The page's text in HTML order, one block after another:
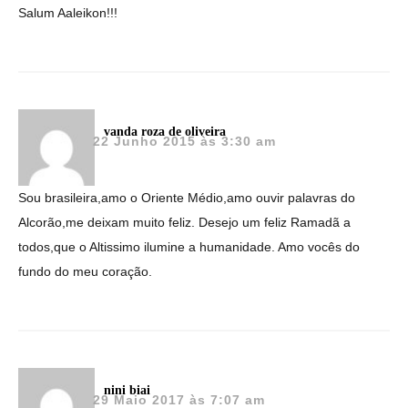
Salum Aaleikon!!!
vanda roza de oliveira
22 Junho 2015 às 3:30 am
Sou brasileira,amo o Oriente Médio,amo ouvir palavras do
Alcorão,me deixam muito feliz. Desejo um feliz Ramadã a
todos,que o Altissimo ilumine a humanidade. Amo vocês do
fundo do meu coração.
nini biai
29 Maio 2017 às 7:07 am